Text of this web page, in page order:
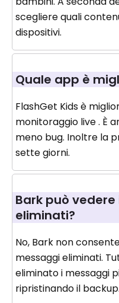
scegliere quali
dispositivi.
Quale app è
FlashGet Kids è
monitoraggio live . È
meno bug. Inoltre la
sette giorni.
Bark può
eliminati?
No, Bark non
messaggi eliminati.
eliminato i messaggi
ripristinando il backup.